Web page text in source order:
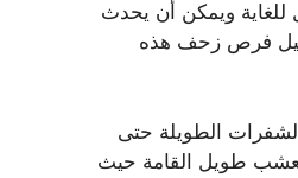
للغاية ويمكن أن يحدث
فرص زحف هذه
الطويلة حتى
طويل القامة حيث